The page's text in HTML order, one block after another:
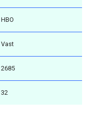
HBO
Vast
2685
32